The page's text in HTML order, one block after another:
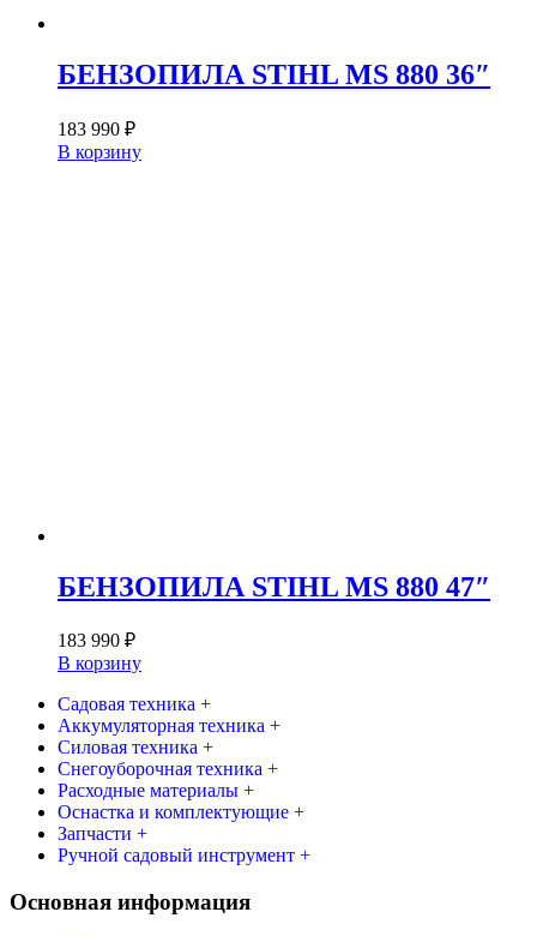
БЕНЗОПИЛА STIHL MS 880 36″
183 990 ₽
В корзину
БЕНЗОПИЛА STIHL MS 880 47″
183 990 ₽
В корзину
Садовая техника +
Аккумуляторная техника +
Силовая техника +
Снегоуборочная техника +
Расходные материалы +
Оснастка и комплектующие +
Запчасти +
Ручной садовый инструмент +
Основная информация